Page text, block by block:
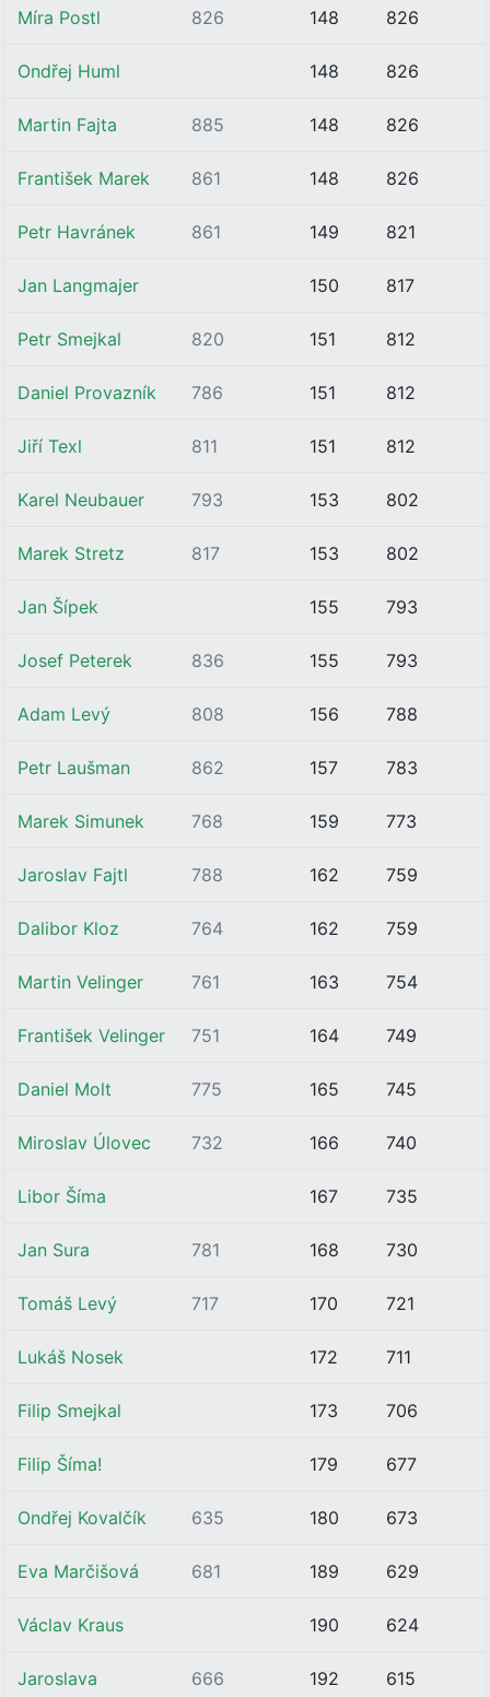
Míra Postl 826 148 826
Ondřej Huml 148 826
Martin Fajta 885 148 826
František Marek 861 148 826
Petr Havránek 861 149 821
Jan Langmajer 150 817
Petr Smejkal 820 151 812
Daniel Provazník 786 151 812
Jiří Texl 811 151 812
Karel Neubauer 793 153 802
Marek Stretz 817 153 802
Jan Šípek 155 793
Josef Peterek 836 155 793
Adam Levý 808 156 788
Petr Laušman 862 157 783
Marek Simunek 768 159 773
Jaroslav Fajtl 788 162 759
Dalibor Kloz 764 162 759
Martin Velinger 761 163 754
František Velinger 751 164 749
Daniel Molt 775 165 745
Miroslav Úlovec 732 166 740
Libor Šíma 167 735
Jan Sura 781 168 730
Tomáš Levý 717 170 721
Lukáš Nosek 172 711
Filip Smejkal 173 706
Filip Šíma! 179 677
Ondřej Kovalčík 635 180 673
Eva Marčišová 681 189 629
Václav Kraus 190 624
Jaroslava
666 192 615